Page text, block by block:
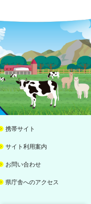
携帯サイト
サイト利用案内
お問い合わせ
県庁舎へのアクセス